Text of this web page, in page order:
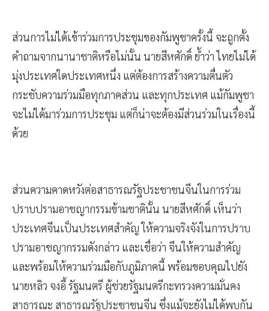
ส่วนการไม่ได้เข้าร่วมการประชุมของกัมพูชาครั้งนี้ จะถูกตั้ง
คำถามจากนานาชาติหรือไม่นั้น นายสีหศักดิ์ ย้ำว่า ไทยไม่ได้
มุ่งประเทศใดประเทศหนึ่ง แต่ต้องการสร้างความตื่นตัว
กระชับความร่วมมือทุกภาคส่วน และทุกประเทศ แม้กัมพูชา
จะไม่ได้มาร่วมการประชุม แต่ก็น่าจะต้องมีส่วนร่วมในเรื่องนี้
ด้วย
ส่วนความคาดหวังต่อสาธารณรัฐประชาชนจีนในการร่วม
ปราบปรามอาชญากรรมข้ามชาตินั้น นายสีหศักดิ์ เห็นว่า
ประเทศจีนเป็นประเทศสำคัญ ให้ความจริงจังในการปราบ
ปรามอาชญากรรมดังกล่าว และเชื่อว่า จีนให้ความสำคัญ
และพร้อมให้ความร่วมมือกับภูมิภาคนี้ พร้อมขอบคุณไปยัง
นายหลิว จงอี้ รัฐมนตรี ผู้ช่วยรัฐมนตรีกะทรวงความมั่นคง
สาธารณะ สาธารณรัฐประชาชนจีน ซึ่งแม้จะยังไม่ได้พบกัน